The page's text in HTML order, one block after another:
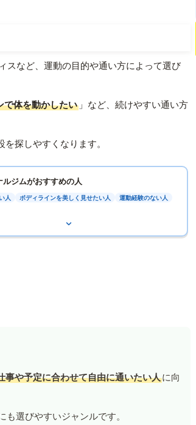
スなど、運動の目的や通い方によって選び
で体を動かしたい 」など、続けやすい通い方
探しやすくなります。
ルジムがおすすめの人
人 ボディラインを美しく見せたい人 運動経験のない人
事や予定に合わせて自由に通いたい人に向
も選びやすいジャンルです。